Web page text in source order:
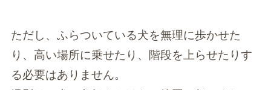
ただし、ふらついている犬を無理に歩かせた
り、高い場所に乗せたり、階段を上らせたりす
る必要はありません。